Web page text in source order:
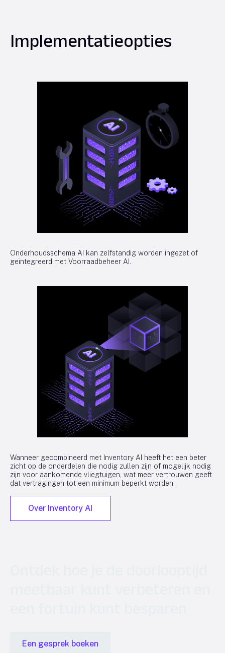
Implementatieopties
Onderhoudsschema AI kan zelfstandig worden ingezet of
geïntegreerd met Voorraadbeheer AI.
Wanneer gecombineerd met Inventory AI heeft het een beter
zicht op de onderdelen die nodig zullen zijn of mogelijk nodig
zijn voor aankomende vliegtuigen, wat meer vertrouwen geeft
dat vertragingen tot een minimum beperkt worden.
Over Inventory AI
Een gesprek boeken